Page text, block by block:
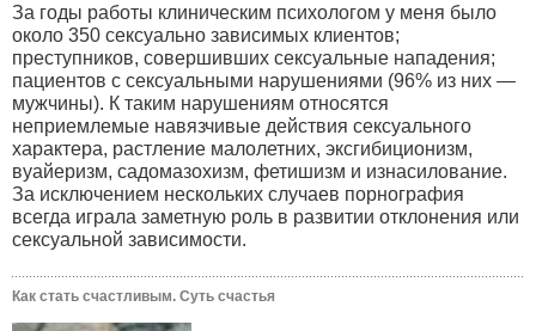
За годы работы клиническим психологом у меня было
около 350 сексуально зависимых клиентов;
преступников, совершивших сексуальные нападения;
пациентов с сексуальными нарушениями (96% из них —
мужчины). К таким нарушениям относятся
неприемлемые навязчивые действия сексуального
характера, растление малолетних, эксгибиционизм,
вуайеризм, садомазохизм, фетишизм и изнасилование.
За исключением нескольких случаев порнография
всегда играла заметную роль в развитии отклонения или
сексуальной зависимости.
Как стать счастливым. Суть счастья